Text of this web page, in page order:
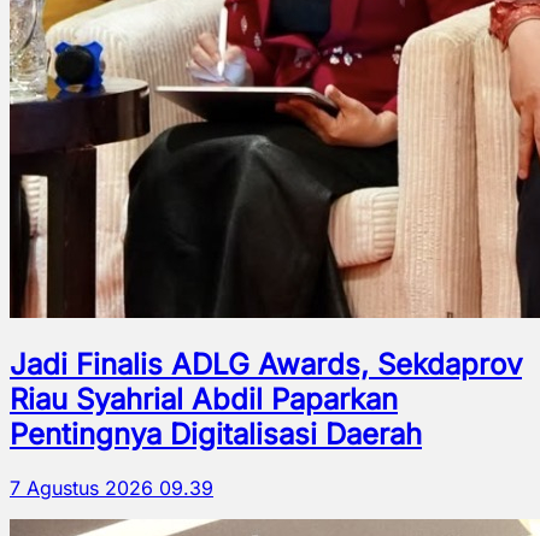
Jadi Finalis ADLG Awards, Sekdaprov
Riau Syahrial Abdil Paparkan
Pentingnya Digitalisasi Daerah
7 Agustus 2026 09.39